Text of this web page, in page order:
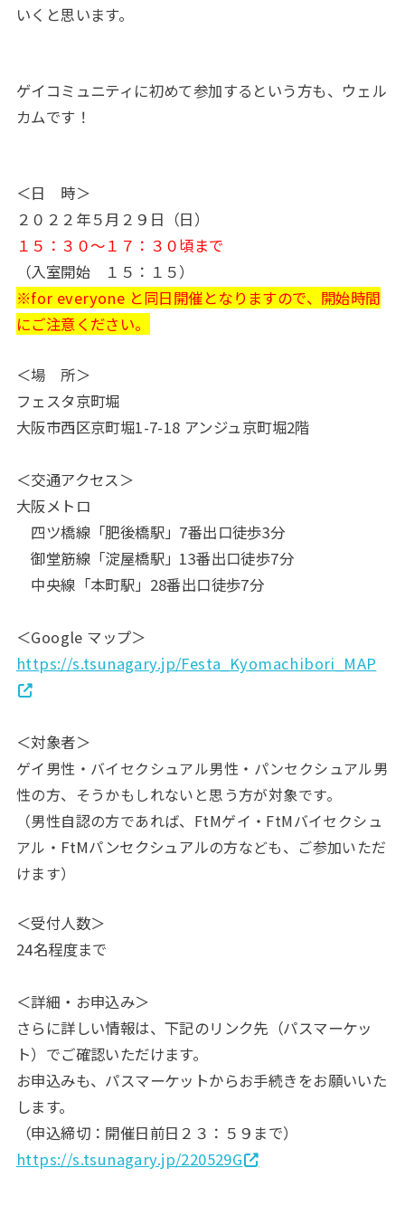
いくと思います。
ゲイコミュニティに初めて参加するという方も、ウェル
カムです！
＜日 時＞
２０２２年５月２９日（日）
１５：３０～１７：３０頃まで
（入室開始 １５：１５）
※for everyone と同日開催となりますので、開始時間
にご注意ください。
＜場 所＞
フェスタ京町堀
大阪市西区京町堀1-7-18 アンジュ京町堀2階
＜交通アクセス＞
大阪メトロ
四ツ橋線「肥後橋駅」7番出口徒歩3分
御堂筋線「淀屋橋駅」13番出口徒歩7分
中央線「本町駅」28番出口徒歩7分
＜Google マップ＞
https://s.tsunagary.jp/Festa_Kyomachibori_MAP
＜対象者＞
ゲイ男性・ バイセクシュアル男性・パンセクシュアル男
性の方、そうかもしれないと思う方が対象です。
（男性自認の方であれば、FtMゲイ・FtMバイセクシュ
アル・ FtMパンセクシュアルの方なども、 ご参加いただ
けます）
＜受付人数＞
24名程度まで
＜詳細・お申込み＞
さらに詳しい情報は、下記のリンク先（パスマーケッ
ト）でご確認いただけます。
お申込みも、パスマーケットからお手続きをお願いいた
します。
（申込締切：開催日前日２３：５９まで）
https://s.tsunagary.jp/220529G